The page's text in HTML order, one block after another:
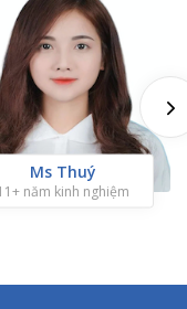
Ms Thuý
năm kinh nghiệm